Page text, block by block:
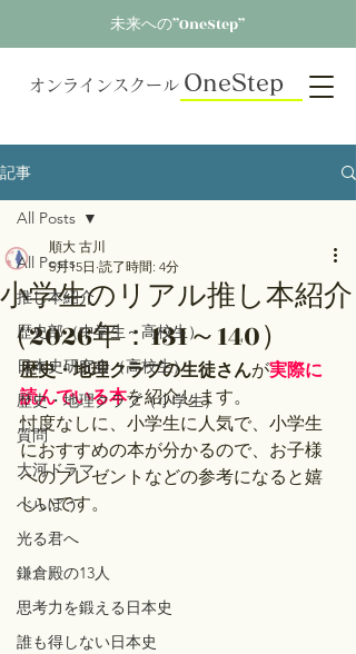
未来への”OneStep”
オンラインスクール OneStep
記事
All Posts
推し本紹介
歴史部（中学生～高校生）
日本史研究会（高校生）
歴史・地理クラブ（小学生）
質問
大河ドラマ
べらぼう
光る君へ
鎌倉殿の13人
思考力を鍛える日本史
誰も得しない日本史
All Posts
小学生のリアル推し本紹介
（2026年：131～140）
順大 古川
5月15日 読了時間: 4分
歴史・地理クラブの生徒さんが実際に
読んでいる本を紹介します。
忖度なしに、小学生に人気で、小学生
におすすめの本が分かるので、お子様
へのプレゼントなどの参考になると嬉
しいです。